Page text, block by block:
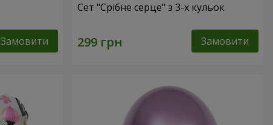
Замовити
Сет "Срібне серце" з 3-х кульок
Замовити